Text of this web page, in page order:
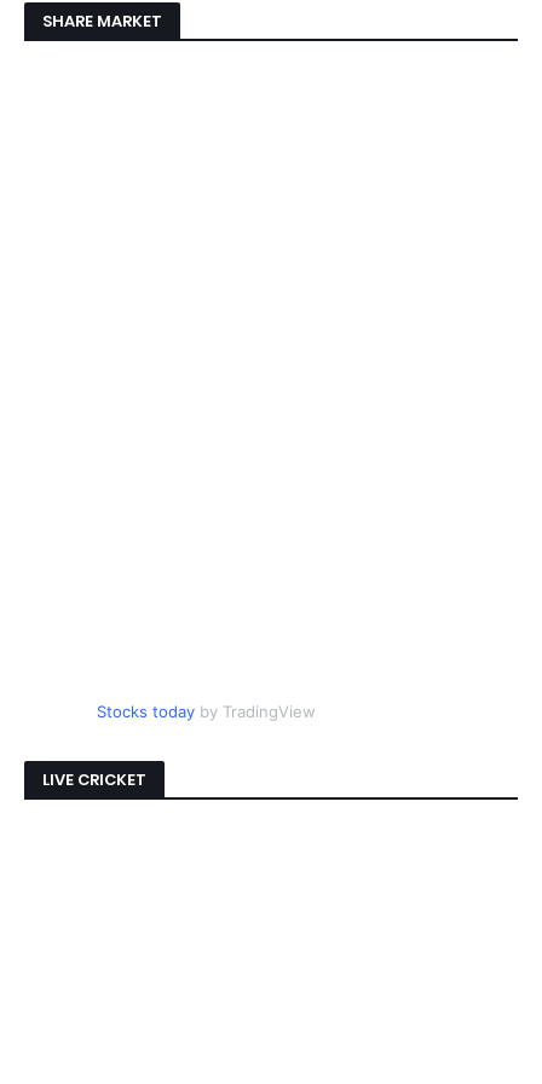
SHARE MARKET
Stocks todayby TradingView
LIVE CRICKET